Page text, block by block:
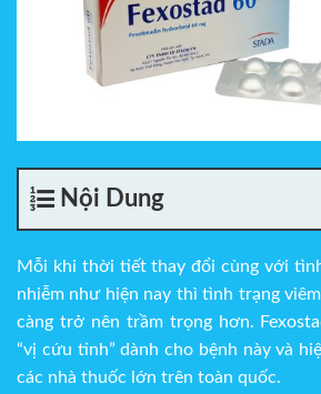
Nội Dung
Mỗi khi thời tiết thay đổi cùng với
nhiễm như hiện nay thì tình trạng
càng trở nên trầm trọng hơn.
“vị cứu tinh” dành cho bệnh này và
các nhà thuốc lớn trên toàn quốc.